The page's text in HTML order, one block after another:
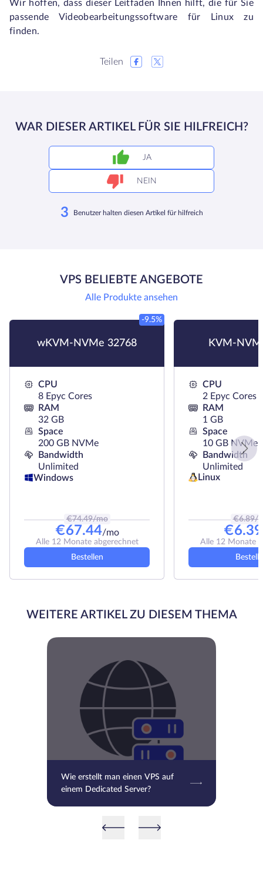
Wir hoffen, dass dieser Leitfaden Ihnen hilft, die für Sie
passende Videobearbeitungssoftware für Linux zu
finden.
Teilen
WAR DIESER ARTIKEL FÜR SIE HILFREICH?
JA
NEIN
3 Benutzer halten diesen Artikel für hilfreich
VPS BELIEBTE ANGEBOTE
Alle Produkte ansehen
wKVM-NVMe 32768
-9.5%
CPU
8 Epyc Cores
RAM
32 GB
Space
200 GB NVMe
Bandwidth
Unlimited
Windows
€74.49/mo
€67.44/mo
Alle 12 Monate abgerechnet
Bestellen
KVM-
CPU
2 Epyc Cores
RAM
1 GB
Space
10 GB NVMe
Bandwidth
Unlimited
Linux
€6.89/
€6.39
Alle 12 Monate
WEITERE ARTIKEL ZU DIESEM THEMA
Wie erstellt man einen VPS auf
einem Dedicated Server?